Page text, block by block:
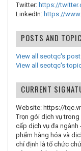
Twitter: https://
LinkedIn: https://
POSTS AND
View all seotqc's
View all seotqc's
CURRENT
Website: https://
Trọn gói dịch vụ trong
cấp dịch vụ đa ngành
phẩm hàng hóa và
chỉ định là tổ chức